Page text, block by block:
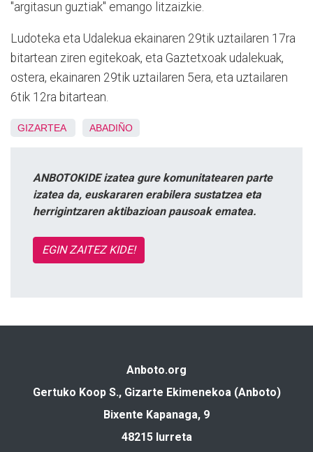
"argitasun guztiak" emango litzaizkie.
Ludoteka eta Udalekua ekainaren 29tik uztailaren 17ra
bitartean ziren egitekoak, eta Gaztetxoak udalekuak,
ostera, ekainaren 29tik uztailaren 5era, eta uztailaren
6tik 12ra bitartean.
GIZARTEA ABADIÑO
ANBOTOKIDE izatea gure komunitatearen parte
izatea da, euskararen erabilera sustatzea eta
herrigintzaren aktibazioan pausoak ematea.
EGIN ZAITEZ KIDE!
Anboto.org
Gertuko Koop S., Gizarte Ekimenekoa (Anboto)
Bixente Kapanaga, 9
48215 Iurreta